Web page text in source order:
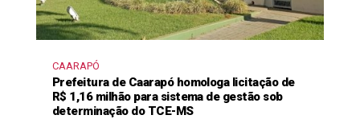
CAARAPÓ
Prefeitura de Caarapó homologa licitação de
R$ 1,16 milhão para sistema de gestão sob
determinação do TCE-MS